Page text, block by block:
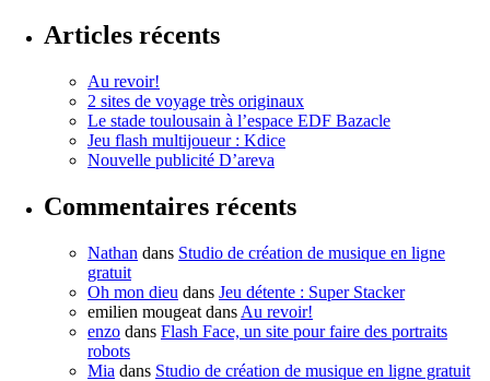
Articles récents
Au revoir!
2 sites de voyage très originaux
Le stade toulousain à l’espace EDF Bazacle
Jeu flash multijoueur : Kdice
Nouvelle publicité D’areva
Commentaires récents
Nathan dans Studio de création de musique en ligne
gratuit
Oh mon dieu dans Jeu détente : Super Stacker
emilien mougeat dans Au revoir!
enzo dans Flash Face, un site pour faire des portraits
robots
Mia dans Studio de création de musique en ligne gratuit